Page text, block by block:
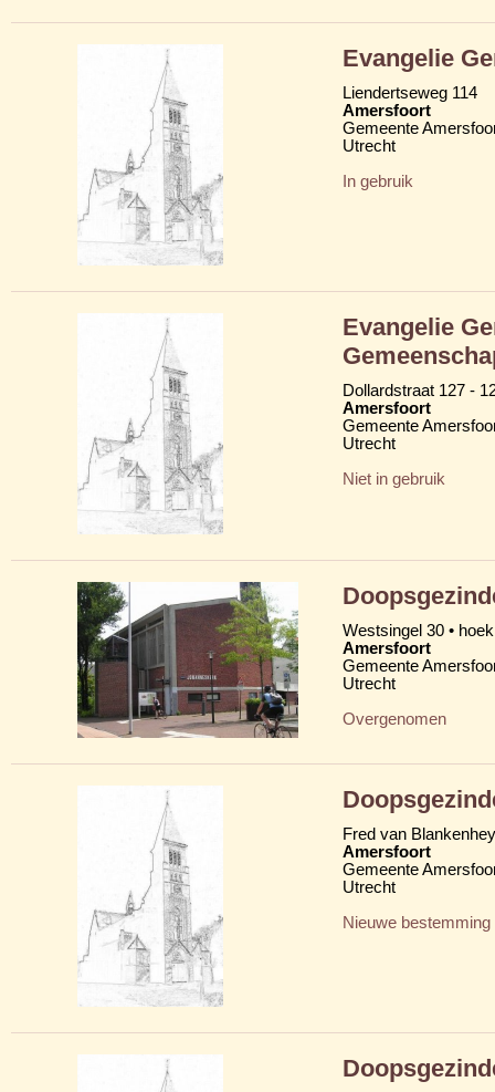
Evangelie
Liendertseweg 114
Amersfoort
Gemeente
Utrecht
In gebruik
Evangelie
Dollardstraat 127 -
Amersfoort
Gemeente
Utrecht
Niet in gebruik
Westsingel 30 •
Amersfoort
Gemeente
Utrecht
Overgenomen
Fred van
Amersfoort
Gemeente
Utrecht
Nieuwe bestemming